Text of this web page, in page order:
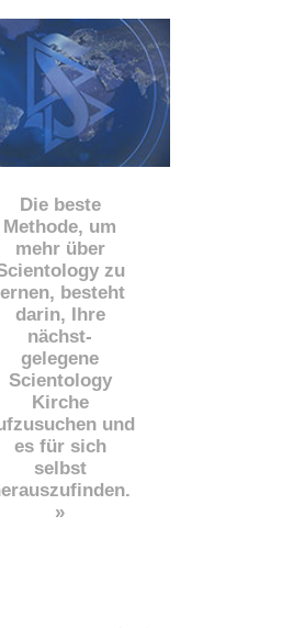
Die beste
Methode, um
mehr über
zu
besteht
darin, Ihre
nächst-
gelegene
Scientology
Kirche
und
es für sich
selbst
»